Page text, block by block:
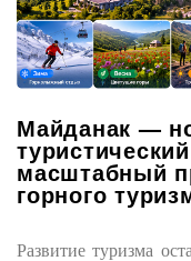
Майданак —
масштабный
горного
Развитие туризма